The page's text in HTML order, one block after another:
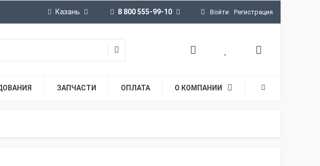
Казань 8 800 555-99-10 Войти Регистрация
ЗАПЧАСТИ ОПЛАТА О КОМПАНИИ